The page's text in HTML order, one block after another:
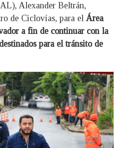
Alexander Beltrán,
de Ciclovías, para elÁrea
a fin de continuar con la
para el tránsito de